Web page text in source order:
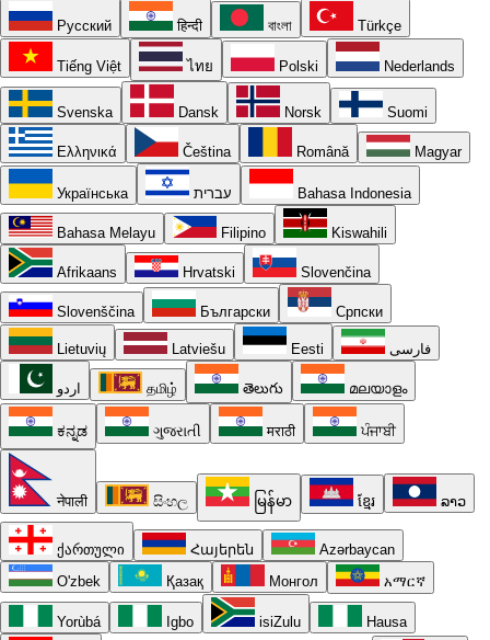
Русский हिन्दी বাংলা Türkçe
Tiếng Việt ไทย Polski Nederlands
Svenska Dansk Norsk Suomi
Ελληνικά Čeština Română Magyar
Українська עברית Bahasa Indonesia
Bahasa Melayu Filipino Kiswahili
Afrikaans Hrvatski Slovenčina
Slovenščina Български Српски
Lietuvių Latviešu Eesti فارسی
اردو தமிழ் తెలుగు മലയാളം
ಕನ್ನಡ ગુજરાતી मराठी ਪੰਜਾਬੀ
नेपाली සිංහල မြန်မာ ខ្មែរ ລາວ
ქართული Հայերեն
Azərbaycan
O'zbek
Қазақ Монгол አማርኛ
Yorùbá Igbo isiZulu Hausa